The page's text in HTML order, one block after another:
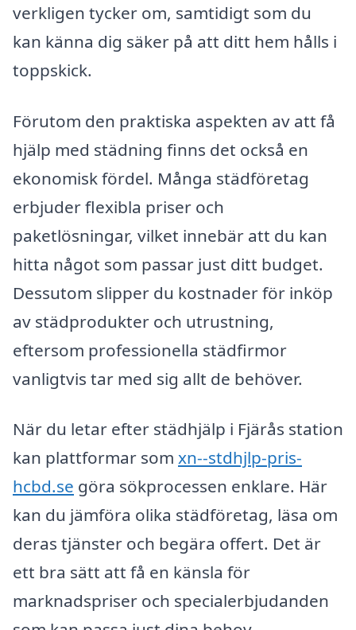
verkligen tycker om, samtidigt som du
kan känna dig säker på att ditt hem hålls i
toppskick.
Förutom den praktiska aspekten av att få
hjälp med städning finns det också en
ekonomisk fördel. Många städföretag
erbjuder flexibla priser och
paketlösningar, vilket innebär att du kan
hitta något som passar just ditt budget.
Dessutom slipper du kostnader för inköp
av städprodukter och utrustning,
eftersom professionella städfirmor
vanligtvis tar med sig allt de behöver.
När du letar efter städhjälp i Fjärås station
kan plattformar som xn--stdhjlp-pris-
hcbd.se göra sökprocessen enklare. Här
kan du jämföra olika städföretag, läsa om
deras tjänster och begära offert. Det är
ett bra sätt att få en känsla för
marknadspriser och specialerbjudanden